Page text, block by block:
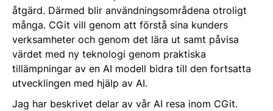
åtgärd. Därmed blir användningsområdena otroligt
många. CGit vill genom att förstå sina kunders
verksamheter och genom det lära ut samt påvisa
värdet med ny teknologi genom praktiska
tillämpningar av en AI modell bidra till den fortsatta
utvecklingen med hjälp av AI.
Jag har beskrivet delar av vår AI resa inom CGit.